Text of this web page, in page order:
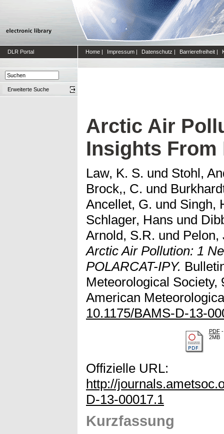
DLR Portal Home | Impressum | Datenschutz | Barrierefreiheit |
Erweiterte Suche
Arctic Air
Insights From
Law, K. S. und Stohl,
Brock,, C. und
Ancellet, G. und Singh,
Schlager, Hans und
Arnold, S.R. und Pelon,
Arctic Air Pollution: 1
POLARCAT-IPY.
Meteorological Society,
American
10.1175/BAMS-D-13-
PDF-
2MB
Offizielle URL:
http://
D-13-00017.1
Kurzfassung